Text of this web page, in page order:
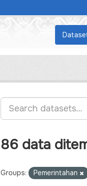
86 data
Groups: Pemerintahan